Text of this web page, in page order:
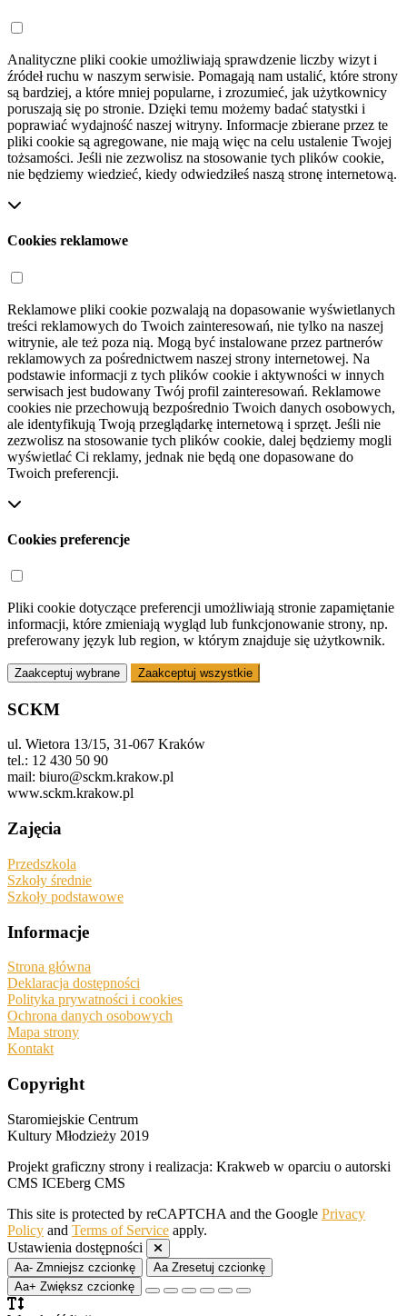
Analityczne pliki cookie umożliwiają sprawdzenie liczby wizyt i
źródeł ruchu w naszym serwisie. Pomagają nam ustalić, które strony
są bardziej, a które mniej popularne, i zrozumieć, jak użytkownicy
poruszają się po stronie. Dzięki temu możemy badać statystki i
poprawiać wydajność naszej witryny. Informacje zbierane przez te
pliki cookie są agregowane, nie mają więc na celu ustalenie Twojej
tożsamości. Jeśli nie zezwolisz na stosowanie tych plików cookie,
nie będziemy wiedzieć, kiedy odwiedziłeś naszą stronę internetową.
Cookies reklamowe
Reklamowe pliki cookie pozwalają na dopasowanie wyświetlanych
treści reklamowych do Twoich zainteresowań, nie tylko na naszej
witrynie, ale też poza nią. Mogą być instalowane przez partnerów
reklamowych za pośrednictwem naszej strony internetowej. Na
podstawie informacji z tych plików cookie i aktywności w innych
serwisach jest budowany Twój profil zainteresowań. Reklamowe
cookies nie przechowują bezpośrednio Twoich danych osobowych,
ale identyfikują Twoją przeglądarkę internetową i sprzęt. Jeśli nie
zezwolisz na stosowanie tych plików cookie, dalej będziemy mogli
wyświetlać Ci reklamy, jednak nie będą one dopasowane do
Twoich preferencji.
Cookies preferencje
Pliki cookie dotyczące preferencji umożliwiają stronie zapamiętanie
informacji, które zmieniają wygląd lub funkcjonowanie strony, np.
preferowany język lub region, w którym znajduje się użytkownik.
Zaakceptuj wybrane Zaakceptuj wszystkie
SCKM
ul. Wietora 13/15, 31-067 Kraków
tel.: 12 430 50 90
mail: biuro@sckm.krakow.pl
www.sckm.krakow.pl
Zajęcia
Przedszkola
Szkoły średnie
Szkoły podstawowe
Informacje
Strona główna
Deklaracja dostępności
Polityka prywatności i cookies
Ochrona danych osobowych
Mapa strony
Kontakt
Copyright
Staromiejskie Centrum
Kultury Młodzieży 2019
Projekt graficzny strony i realizacja: Krakweb w oparciu o autorski
CMS ICEberg CMS
This site is protected by reCAPTCHA and the Google Privacy
Policy and Terms of Service apply.
Ustawienia dostępności
Aa- Zmniejsz czcionkę Aa Zresetuj czcionkę
Aa+ Zwiększ czcionkę